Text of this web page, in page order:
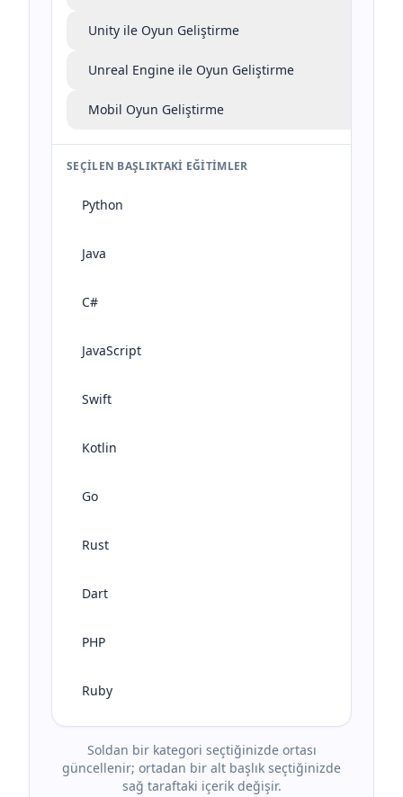
Unity ile Oyun Geliştirme
Unreal Engine ile Oyun Geliştirme
Mobil Oyun Geliştirme
SEÇILEN BAŞLIKTAKI EĞITIMLER
Python
Java
C#
JavaScript
Swift
Kotlin
Go
Rust
Dart
PHP
Ruby
Soldan bir kategori seçtiğinizde ortası
güncellenir; ortadan bir alt başlık seçtiğinizde
sağ taraftaki içerik değişir.